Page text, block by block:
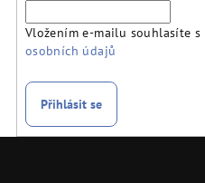
Vložením e-mailu souhlasíte s
osobních údajů
Přihlásit se